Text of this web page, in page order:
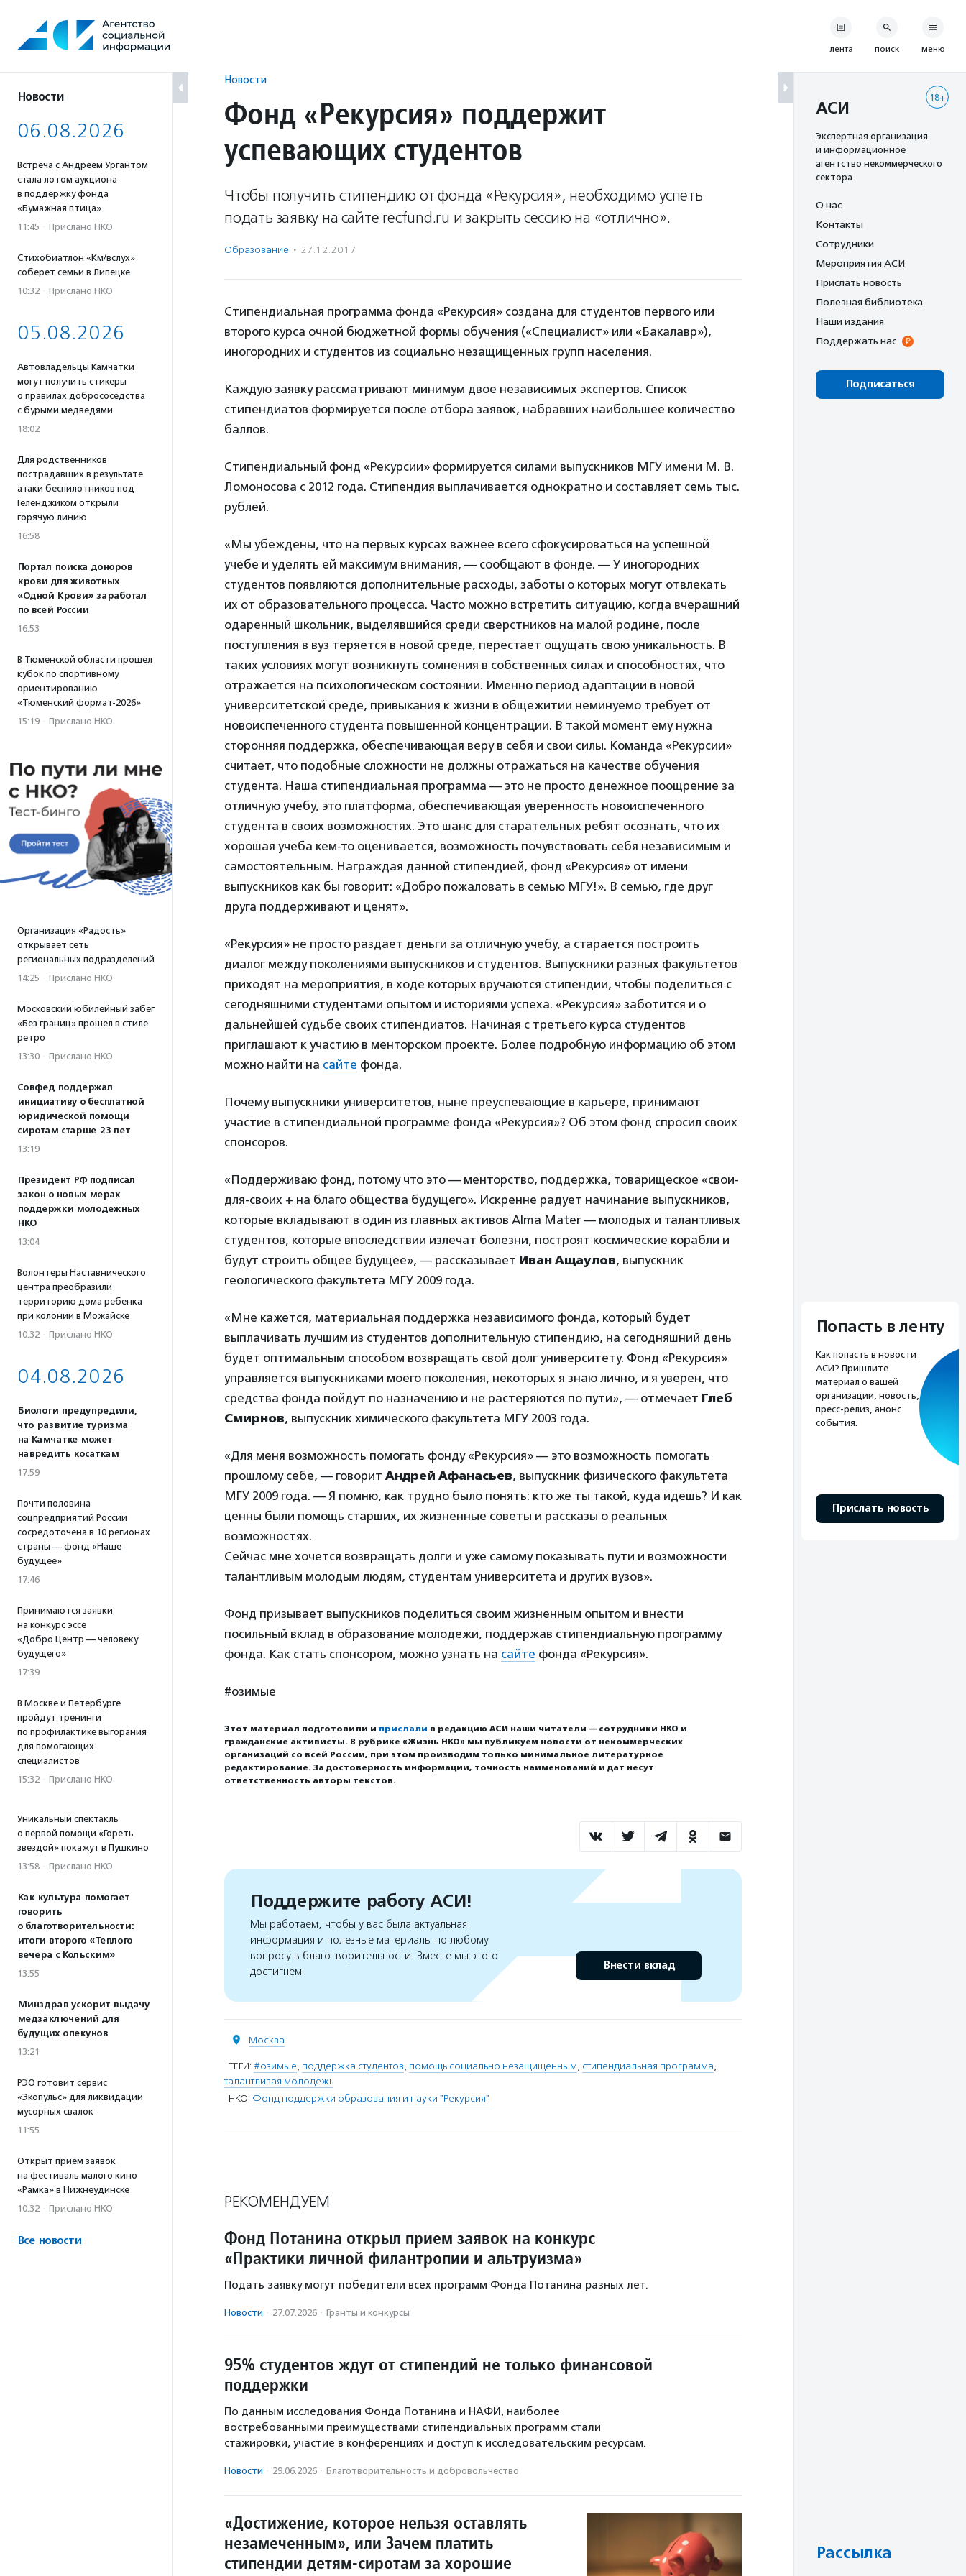
содержанию
Новости
06.08.2026
Встреча с Андреем Ургантом
стала лотом аукциона
в поддержку фонда
«Бумажная птица»
11:45 · Прислано НКО
Стихобиатлон «Км/вслух»
соберет семьи в Липецке
10:32 · Прислано НКО
05.08.2026
Автовладельцы Камчатки
могут получить стикеры
о правилах добрососедства
с бурыми медведями
18:02
Для родственников
пострадавших в результате
атаки беспилотников под
Геленджиком открыли
горячую линию
16:58
Портал поиска доноров
крови для животных
«Одной Крови» заработал
по всей России
16:53
В Тюменской области прошел
кубок по спортивному
ориентированию
«Тюменский формат-2026»
15:19 · Прислано НКО
Организация «Радость»
открывает сеть
региональных подразделений
14:25 · Прислано НКО
Московский юбилейный забег
«Без границ» прошел в стиле
ретро
13:30 · Прислано НКО
Совфед поддержал
инициативу о бесплатной
юридической помощи
сиротам старше 23 лет
13:19
Президент РФ подписал
закон о новых мерах
поддержки молодежных
НКО
13:04
Волонтеры Наставнического
центра преобразили
территорию дома ребенка
при колонии в Можайске
10:32 · Прислано НКО
04.08.2026
Биологи предупредили,
что развитие туризма
на Камчатке может
навредить косаткам
17:59
Почти половина
соцпредприятий России
сосредоточена в 10 регионах
страны — фонд «Наше
будущее»
17:46
Принимаются заявки
на конкурс эссе
«Добро.Центр — человеку
будущего»
17:39
В Москве и Петербурге
пройдут тренинги
по профилактике выгорания
для помогающих
специалистов
15:32 · Прислано НКО
Уникальный спектакль
о первой помощи «Гореть
звездой» покажут в Пушкино
13:58 · Прислано НКО
Как культура помогает
говорить
о благотворительности:
итоги второго «Теплого
вечера с Кольским»
13:55
Минздрав ускорит выдачу
медзаключений для
будущих опекунов
13:21
РЭО готовит сервис
«Экопульс» для ликвидации
мусорных свалок
11:55
Открыт прием заявок
на фестиваль малого кино
«Рамка» в Нижнеудинске
10:32 · Прислано НКО
Все новости
Новости
Фонд «Рекурсия» поддержит
успевающих студентов
Чтобы получить стипендию от фонда «Рекурсия», необходимо успеть
подать заявку на сайте recfund.ru и закрыть сессию на «отлично».
Образование · 27.12.2017
Стипендиальная программа фонда «Рекурсия» создана для студентов первого или
второго курса очной бюджетной формы обучения («Специалист» или «Бакалавр»),
иногородних и студентов из социально незащищенных групп населения.
Каждую заявку рассматривают минимум двое независимых экспертов. Список
стипендиатов формируется после отбора заявок, набравших наибольшее количество
баллов.
Стипендиальный фонд «Рекурсии» формируется силами выпускников МГУ имени М. В.
Ломоносова с 2012 года. Стипендия выплачивается однократно и составляет семь тыс.
рублей.
«Мы убеждены, что на первых курсах важнее всего сфокусироваться на успешной
учебе и уделять ей максимум внимания, — сообщают в фонде. — У иногородних
студентов появляются дополнительные расходы, заботы о которых могут отвлекать
их от образовательного процесса. Часто можно встретить ситуацию, когда вчерашний
одаренный школьник, выделявшийся среди сверстников на малой родине, после
поступления в вуз теряется в новой среде, перестает ощущать свою уникальность. В
таких условиях могут возникнуть сомнения в собственных силах и способностях, что
отражается на психологическом состоянии. Именно период адаптации в новой
университетской среде, привыкания к жизни в общежитии неминуемо требует от
новоиспеченного студента повышенной концентрации. В такой момент ему нужна
сторонняя поддержка, обеспечивающая веру в себя и свои силы. Команда «Рекурсии»
считает, что подобные сложности не должны отражаться на качестве обучения
студента. Наша стипендиальная программа — это не просто денежное поощрение за
отличную учебу, это платформа, обеспечивающая уверенность новоиспеченного
студента в своих возможностях. Это шанс для старательных ребят осознать, что их
хорошая учеба кем-то оценивается, возможность почувствовать себя независимым и
самостоятельным. Награждая данной стипендией, фонд «Рекурсия» от имени
выпускников как бы говорит: «Добро пожаловать в семью МГУ!». В семью, где друг
друга поддерживают и ценят».
«Рекурсия» не просто раздает деньги за отличную учебу, а старается построить
диалог между поколениями выпускников и студентов. Выпускники разных факультетов
приходят на мероприятия, в ходе которых вручаются стипендии, чтобы поделиться с
сегодняшними студентами опытом и историями успеха. «Рекурсия» заботится и о
дальнейшей судьбе своих стипендиатов. Начиная с третьего курса студентов
приглашают к участию в менторском проекте. Более подробную информацию об этом
можно найти на сайте фонда.
Почему выпускники университетов, ныне преуспевающие в карьере, принимают
участие в стипендиальной программе фонда «Рекурсия»? Об этом фонд спросил своих
спонсоров.
«Поддерживаю фонд, потому что это — менторство, поддержка, товарищеское «свои-
для-своих + на благо общества будущего». Искренне радует начинание выпускников,
которые вкладывают в один из главных активов Alma Mater — молодых и талантливых
студентов, которые впоследствии излечат болезни, построят космические корабли и
будут строить общее будущее», — рассказывает Иван Ащаулов, выпускник
геологического факультета МГУ 2009 года.
«Мне кажется, материальная поддержка независимого фонда, который будет
выплачивать лучшим из студентов дополнительную стипендию, на сегодняшний день
будет оптимальным способом возвращать свой долг университету. Фонд «Рекурсия»
управляется выпускниками моего поколения, некоторых я знаю лично, и я уверен, что
средства фонда пойдут по назначению и не растеряются по пути», — отмечает Глеб
Смирнов, выпускник химического факультета МГУ 2003 года.
«Для меня возможность помогать фонду «Рекурсия» — это возможность помогать
прошлому себе, — говорит Андрей Афанасьев, выпускник физического факультета
МГУ 2009 года. — Я помню, как трудно было понять: кто же ты такой, куда идешь? И как
ценны были помощь старших, их жизненные советы и рассказы о реальных
возможностях.
Сейчас мне хочется возвращать долги и уже самому показывать пути и возможности
талантливым молодым людям, студентам университета и других вузов».
Фонд призывает выпускников поделиться своим жизненным опытом и внести
посильный вклад в образование молодежи, поддержав стипендиальную программу
фонда. Как стать спонсором, можно узнать на сайте фонда «Рекурсия».
#озимые
Этот материал подготовили и прислали в редакцию АСИ наши читатели — сотрудники НКО и
гражданские активисты. В рубрике «Жизнь НКО» мы публикуем новости от некоммерческих
организаций со всей России, при этом производим только минимальное литературное
редактирование. За достоверность информации, точность наименований и дат несут
ответственность авторы текстов.
Поддержите работу АСИ!
Мы работаем, чтобы у вас была актуальная
информация и полезные материалы по любому
вопросу в благотворительности. Вместе мы этого
достигнем
Внести вклад
Москва
ТЕГИ: #озимые, поддержка студентов, помощь социально незащищенным, стипендиальная программа,
талантливая молодежь
НКО: Фонд поддержки образования и науки "Рекурсия"
РЕКОМЕНДУЕМ
Фонд Потанина открыл прием заявок на конкурс
«Практики личной филантропии и альтруизма»
Подать заявку могут победители всех программ Фонда Потанина разных лет.
Новости · 27.07.2026 · Гранты и конкурсы
95% студентов ждут от стипендий не только финансовой
поддержки
По данным исследования Фонда Потанина и НАФИ, наиболее
востребованными преимуществами стипендиальных программ стали
стажировки, участие в конференциях и доступ к исследовательским ресурсам.
Новости · 29.06.2026 · Благотвори­тель­ность и доброволь­чест­во
«Достижение, которое нельзя оставлять
незамеченным», или Зачем платить
стипендии детям-сиротам за хорошие
лента поиск меню
18+
АСИ
Экспертная организация
и информационное
агентство некоммерческого
сектора
О нас
Контакты
Сотрудники
Мероприятия АСИ
Прислать новость
Полезная библиотека
Наши издания
Поддержать нас
Подписаться
Попасть в ленту
Как попасть в новости
АСИ? Пришлите
материал о вашей
организации, новость,
пресс-релиз, анонс
события.
Прислать новость
Рассылка